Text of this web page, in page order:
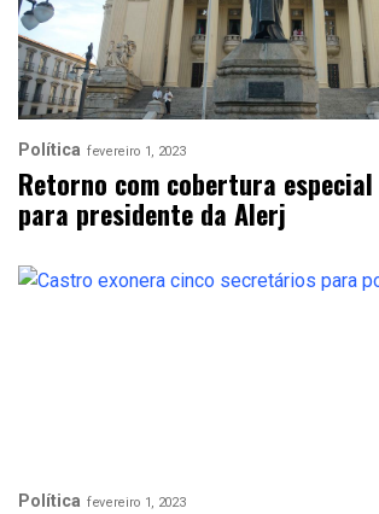
Política fevereiro 1, 2023
Retorno com cobertura
para presidente da Alerj
Política fevereiro 1, 2023